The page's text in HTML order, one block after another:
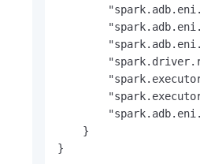
    }
}